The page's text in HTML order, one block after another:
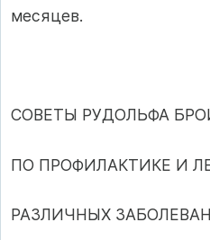
месяцев.
СОВЕТЫ РУДОЛЬФА
ПО ПРОФИЛАКТИКЕ И
РАЗЛИЧНЫХ